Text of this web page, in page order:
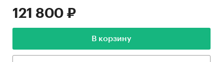
121 800 ₽
В корзину